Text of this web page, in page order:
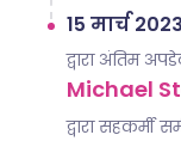
15 मार्च 2023
द्वारा अंतिम
Michael
द्वारा सहकर्मी